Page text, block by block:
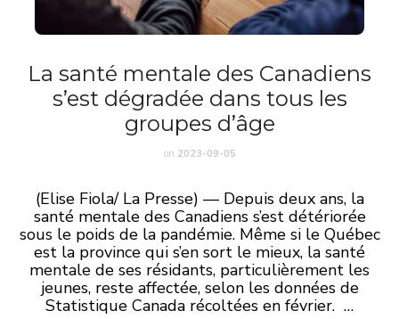
La santé mentale des Canadiens
s’est dégradée dans tous les
groupes d’âge
on 2023-09-05
(Elise Fiola/ La Presse) — Depuis deux ans, la
santé mentale des Canadiens s’est détériorée
sous le poids de la pandémie. Même si le Québec
est la province qui s’en sort le mieux, la santé
mentale de ses résidants, particulièrement les
jeunes, reste affectée, selon les données de
Statistique Canada récoltées en février. …